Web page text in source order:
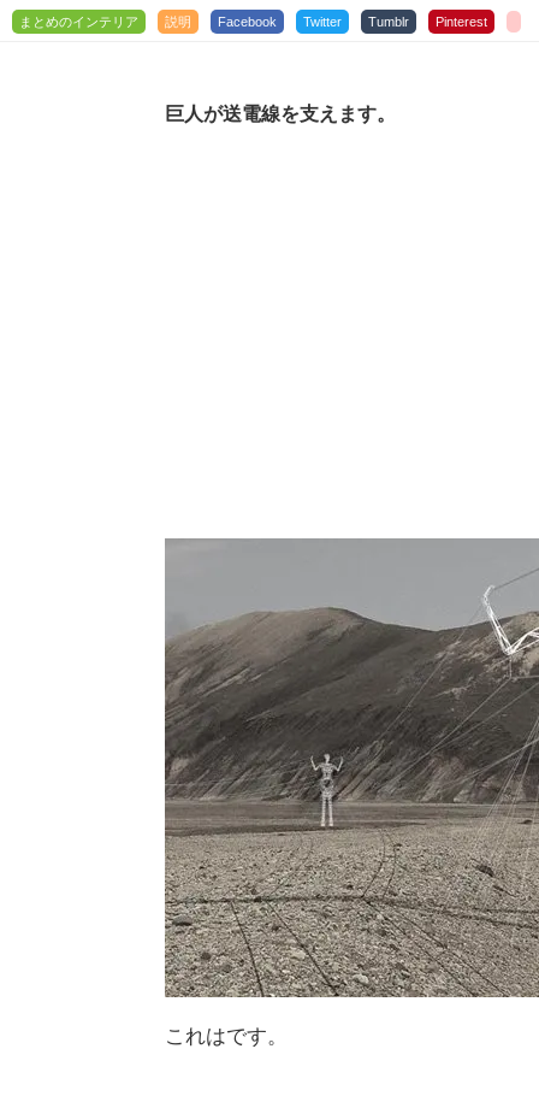
まとめのインテリア 説明 Facebook Twitter Tumblr Pinterest
巨人が送電線を支えます。
これはです。